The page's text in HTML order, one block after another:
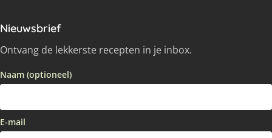
Nieuwsbrief
Ontvang de lekkerste recepten in je inbox.
Naam (optioneel)
E-mail